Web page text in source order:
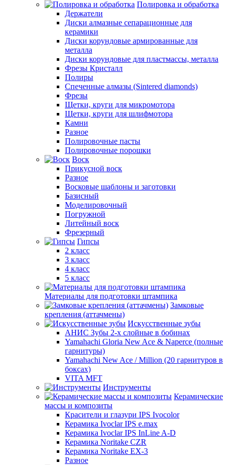
Полировка и обработка
Держатели
Диски алмазные сепарационные для
керамики
Диски корундовые армированные для
металла
Диски корундовые для пластмассы, металла
Фрезы Кристалл
Полиры
Спеченные алмазы (Sintered diamonds)
Фрезы
Щетки, круги для микромотора
Щетки, круги для шлифмотора
Камни
Разное
Полировочные пасты
Полировочные порошки
Воск
Прикусной воск
Разное
Восковые шаблоны и заготовки
Базисный
Моделировочный
Погружной
Литейный воск
Фрезерный
Гипсы
2 класс
3 класс
4 класс
5 класс
Материалы для подготовки штампика
Замковые
крепления (аттачмены)
Искусственные зубы
АНИС Зубы 2-х слойные в бобинах
Yamahachi Gloria New Ace & Naperce (полные
гарнитуры)
Yamahachi New Ace / Million (20 гарнитуров в
боксах)
VITA MFT
Инструменты
Керамические
массы и композиты
Красители и глазури IPS Ivocolor
Керамика Ivoclar IPS e.max
Керамика Ivoclar IPS InLine A-D
Керамика Noritake CZR
Керамика Noritake EX-3
Разное